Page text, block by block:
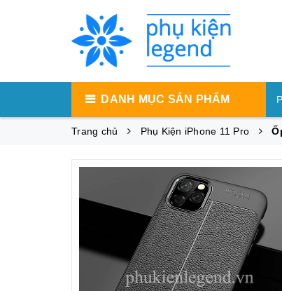
DANH MỤC SẢN PHẨM
Trang chủ Phụ Kiện iPhone 11 Pro